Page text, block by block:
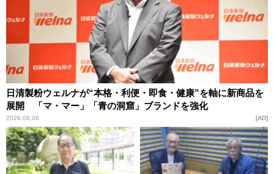
日清製粉ウェルナが“本格・利便・即食・健康”を軸に新商品を
展開 「マ・マー」「青の洞窟」ブランドを強化
2026.08.06 AD